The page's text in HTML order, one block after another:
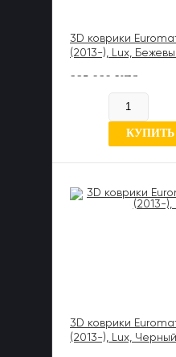
3D коврики
(2013-), Lux,
885 989 UZS
В наличии
0
КУПИТЬ
3D коврики
(2013-), Lux, Черный